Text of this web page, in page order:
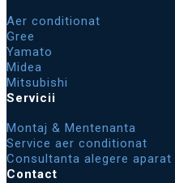
Aer conditionat
Gree
Yamato
Midea
Mitsubishi
Servicii
Montaj & Mentenanta
Service aer conditionat
Consultanta alegere aparat
Contact